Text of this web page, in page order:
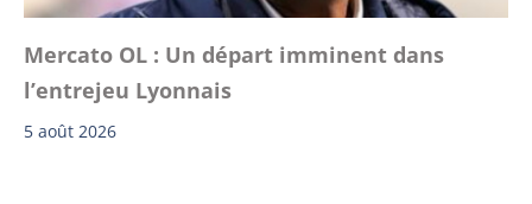
Mercato OL : Un départ imminent dans
l’entrejeu Lyonnais
5 août 2026